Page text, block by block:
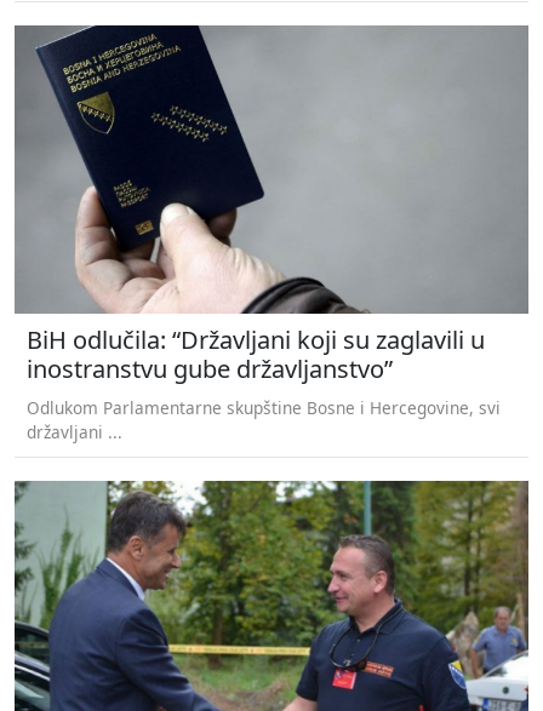
BiH odlučila: “Državljani koji su zaglavili u
inostranstvu gube državljanstvo”
Odlukom Parlamentarne skupštine Bosne i Hercegovine, svi
državljani ...